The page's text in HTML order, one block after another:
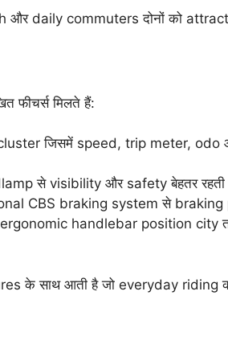
और daily commuters दोनों को attract
फीचर्स मिलते हैं:
जिसमें speed, trip meter, odo
से visibility और safety बेहतर रहती
CBS braking system से braking
handlebar position city
के साथ आती है जो everyday riding